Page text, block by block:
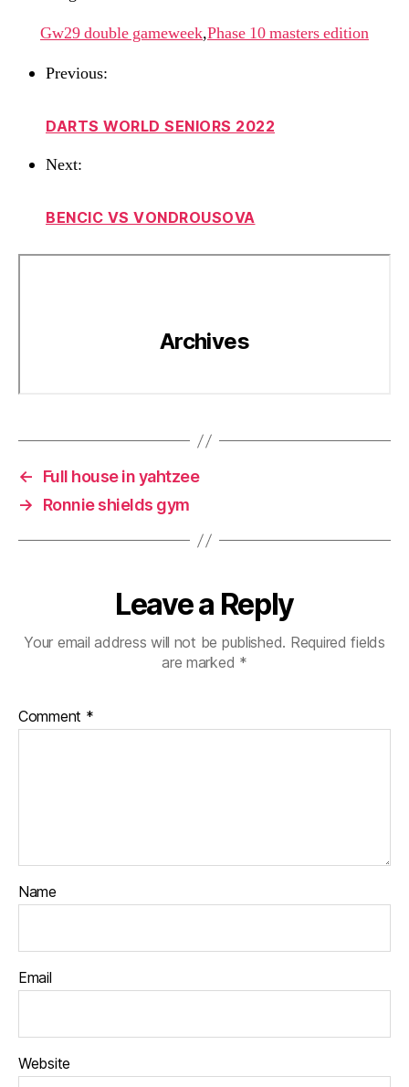
Gw29 double gameweek,Phase 10 masters edition
Previous:
DARTS WORLD SENIORS 2022
Next:
BENCIC VS VONDROUSOVA
←
Full house in yahtzee
→
Ronnie shields gym
Leave a Reply
Your email address will not be published. Required fields
are marked *
Comment *
Name
Email
Website